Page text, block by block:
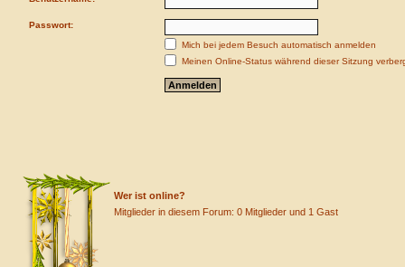
Passwort:
Mich bei jedem Besuch automatisch anmelden
Meinen Online-Status während dieser Sitzung
Wer ist online?
Mitglieder in diesem Forum: 0 Mitglieder und 1 Gast